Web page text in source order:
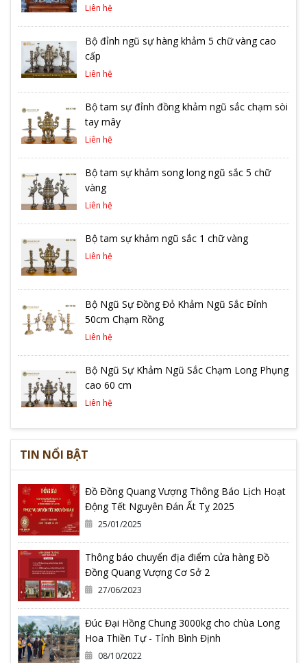
Liên hệ
Bộ đỉnh ngũ sự hàng khảm 5 chữ vàng cao
cấp
Liên hệ
Bộ tam sự đỉnh đồng khảm ngũ sắc chạm sòi
tay mây
Liên hệ
Bộ tam sự khảm song long ngũ sắc 5 chữ
vàng
Liên hệ
Bộ tam sự khảm ngũ sắc 1 chữ vàng
Liên hệ
Bộ Ngũ Sự Đồng Đỏ Khảm Ngũ Sắc Đỉnh
50cm Chạm Rồng
Liên hệ
Bộ Ngũ Sự Khảm Ngũ Sắc Chạm Long Phụng
cao 60 cm
Liên hệ
TIN NỔI BẬT
Đồ Đồng Quang Vượng Thông Báo Lịch Hoạt
Động Tết Nguyên Đán Ất Tỵ 2025
25/01/2025
Thông báo chuyển địa điểm cửa hàng Đồ
Đồng Quang Vượng Cơ Sở 2
27/06/2023
Đúc Đại Hồng Chung 3000kg cho chùa Long
Hoa Thiền Tự - Tỉnh Bình Định
08/10/2022